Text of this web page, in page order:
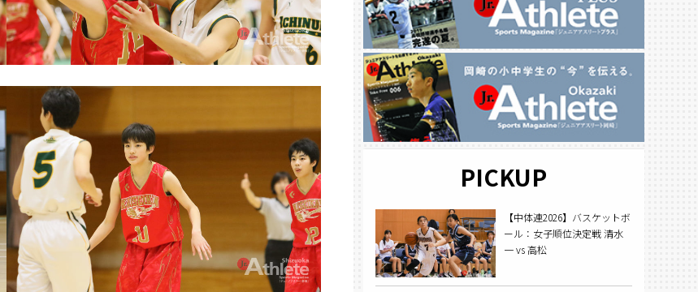
PICKUP
【中体連2026】バスケットボ
ール：女子順位決定戦 清水
一 vs 高松